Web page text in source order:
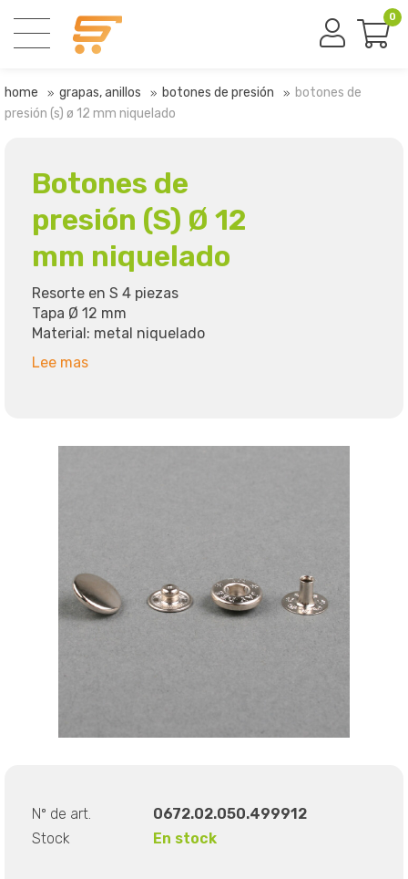
0
home grapas, anillos botones de presión
botones de
presión (s) ø 12 mm niquelado
Botones de
presión (S) Ø 12
mm niquelado
Resorte en S 4 piezas
Tapa Ø 12 mm
Material: metal niquelado
Lee mas
Nº de art.
0672.02.050.499912
Stock
En stock